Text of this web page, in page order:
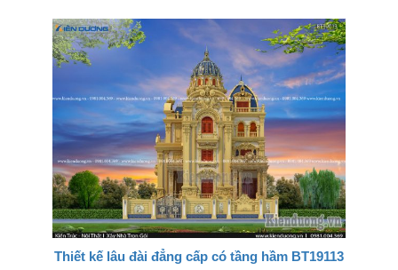
Thiết kế lâu đài đẳng cấp có tầng hầm BT19113